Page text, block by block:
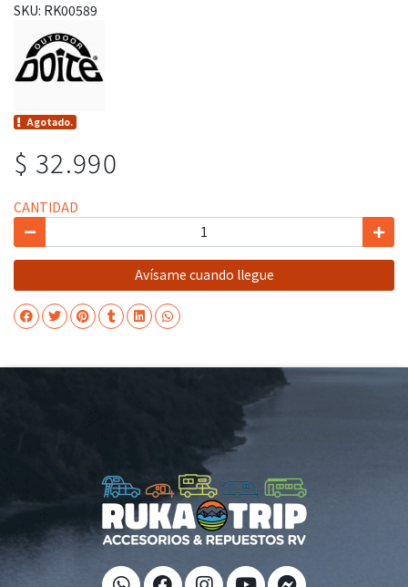
SKU: RK00589
Agotado.
$ 32.990
CANTIDAD
Avísame cuando llegue